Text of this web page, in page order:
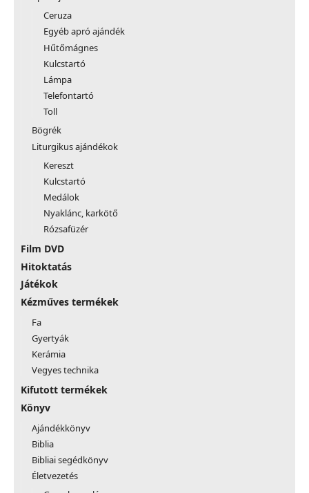
Ceruza
Egyéb apró ajándék
Hűtőmágnes
Kulcstartó
Lámpa
Telefontartó
Toll
Bögrék
Liturgikus ajándékok
Kereszt
Kulcstartó
Medálok
Nyaklánc, karkötő
Rózsafüzér
Film DVD
Hitoktatás
Játékok
Kézműves termékek
Fa
Gyertyák
Kerámia
Vegyes technika
Kifutott termékek
Könyv
Ajándékkönyv
Biblia
Bibliai segédkönyv
Életvezetés